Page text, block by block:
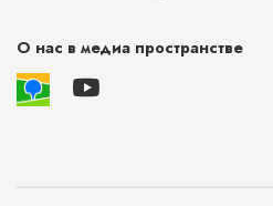
О нас в медиа пространстве